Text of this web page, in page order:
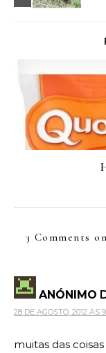
3 Comments
ANÓNIMO
28 DE AGOSTO, 2012 ÀS
muitas das